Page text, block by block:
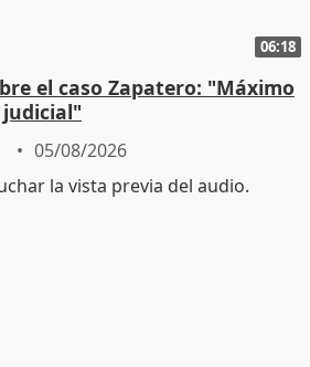
06:18
el caso Zapatero: "Máximo
judicial"
05/08/2026